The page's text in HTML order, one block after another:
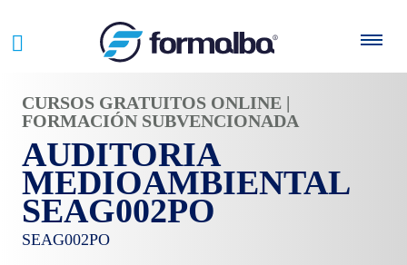
CURSOS GRATUITOS ONLINE |
FORMACIÓN SUBVENCIONADA
AUDITORIA
MEDIOAMBIENTAL
SEAG002PO
SEAG002PO